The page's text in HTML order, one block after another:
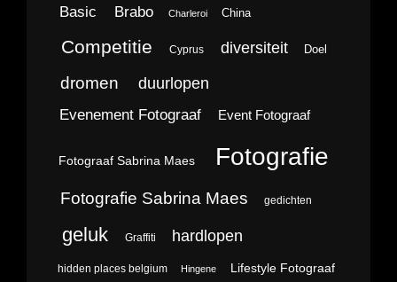
Basic Brabo Charleroi China
Competitie Cyprus diversiteit Doel
dromen duurlopen
Evenement Fotograaf Event Fotograaf
Fotograaf Sabrina Maes Fotografie
Fotografie Sabrina Maes gedichten
geluk Graffiti hardlopen
hidden places belgium Hingene Lifestyle Fotograaf